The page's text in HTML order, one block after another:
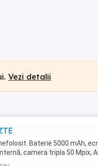
Vezi detalii
Baterie 5000 mAh,
camera tripla 50 Mpix,